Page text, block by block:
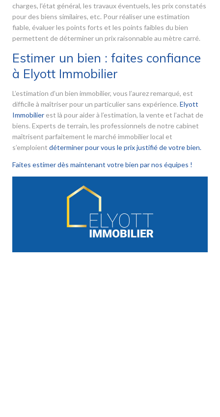
charges, l’état général, les travaux éventuels, les prix constatés
pour des biens similaires, etc. Pour réaliser une estimation
fiable, évaluer les points forts et les points faibles du bien
permettent de déterminer un prix raisonnable au mètre carré.
Estimer un bien : faites confiance
à Elyott Immobilier
L’estimation d’un bien immobilier, vous l’aurez remarqué, est
difficile à maîtriser pour un particulier sans expérience. Elyott
Immobilier est là pour aider à l’estimation, la vente et l’achat de
biens. Experts de terrain, les professionnels de notre cabinet
maîtrisent parfaitement le marché immobilier local et
s’emploient déterminer pour vous le prix justifié de votre bien.
Faites estimer dès maintenant votre bien par nos équipes !